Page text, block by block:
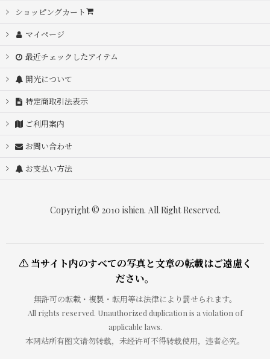
ショッピングカート
マイページ
最近チェックしたアイテム
開光について
特定商取引法表示
ご利用案内
お問い合わせ
お支払い方法
Copyright © 2010 ishien. All Right Reserved.
⚠ 当サイト内のすべての写真と文章の転載はご遠慮く
ださい。
無許可の転載・複製・転用等は法律により罰せられます。
All rights reserved. Unauthorized duplication is a violation of
applicable laws.
本网站所有图文请勿转载，未经许可不得转载使用，违者必究。